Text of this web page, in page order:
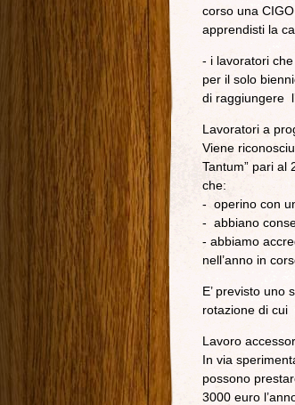
corso una
apprendisti la
- i lavoratori
per il solo
di raggiungere
Lavoratori a
Viene
Tantum” pari al
che:
- operino con
- abbiano
- abbiamo
nell’anno in
E’ previsto uno
rotazione di cui
Lavoro
In via
possono
3000 euro